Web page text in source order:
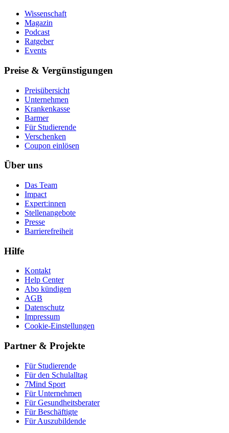
Wissenschaft
Magazin
Podcast
Ratgeber
Events
Preise & Vergünstigungen
Preisübersicht
Unternehmen
Krankenkasse
Barmer
Für Studierende
Ver­schen­ken
Coupon einlösen
Über uns
Das Team
Impact
Expert:innen
Stellenangebote
Presse
Barrierefreiheit
Hilfe
Kontakt
Help Center
Abo kündigen
AGB
Datenschutz
Impressum
Cookie-Einstellungen
Partner & Projekte
Für Stu­die­rende
Für den Schulalltag
7Mind Sport
Für Unter­neh­men
Für Gesund­heits­be­ra­ter
Für Beschäftigte
Für Auszubildende